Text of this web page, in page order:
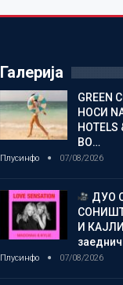
Галерија
GREEN
НОСИ
HOTELS
ВО…
Плусинфо 07/08/2026
ДУО
И
Плусинфо 07/08/2026